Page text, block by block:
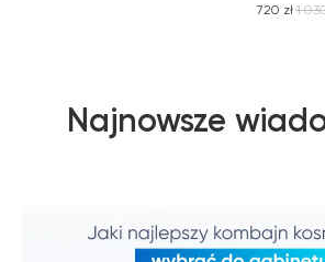
720 zł 1
Najnowsze